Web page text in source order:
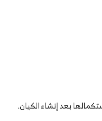
بعد إنشاء الكيان.